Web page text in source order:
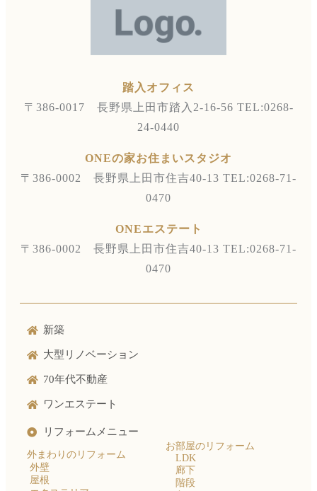
踏入オフィス
〒386-0017 長野県上田市踏入2-16-56 TEL:0268-
24-0440
ONEの家お住まいスタジオ
〒386-0002 長野県上田市住吉40-13 TEL:0268-71-
0470
ONEエステート
〒386-0002 長野県上田市住吉40-13 TEL:0268-71-
0470
新築
大型リノベーション
70年代不動産
ワンエステート
リフォームメニュー
外まわりのリフォーム
外壁
屋根
お部屋のリフォーム
LDK
廊下
階段